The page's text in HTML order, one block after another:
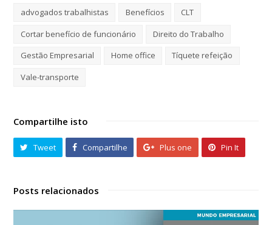
advogados trabalhistas Benefícios
CLT
Cortar benefício de funcionário
Direito do Trabalho
Gestão Empresarial
Home office
Tíquete refeição
Vale-transporte
Compartilhe isto
Tweet Compartilhe Plus one Pin It
Posts relacionados